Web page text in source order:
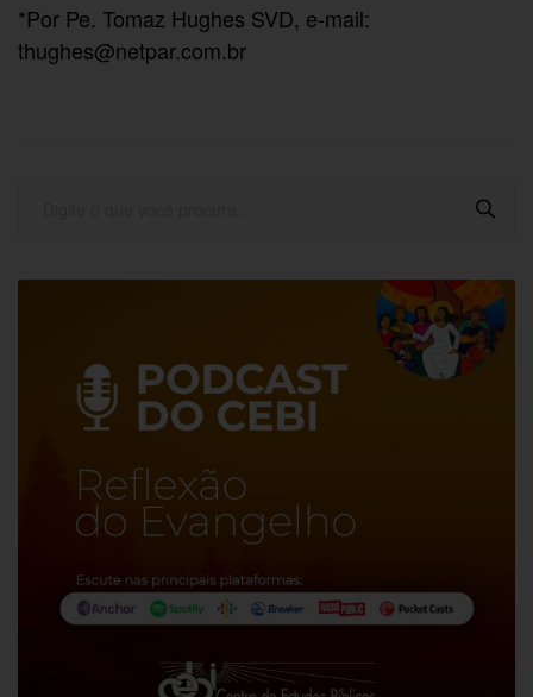
*Por Pe. Tomaz Hughes SVD, e-mail:
thughes@netpar.com.br